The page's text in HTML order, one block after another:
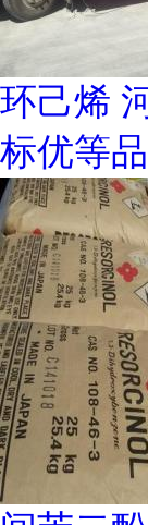
环己烯
标优等品